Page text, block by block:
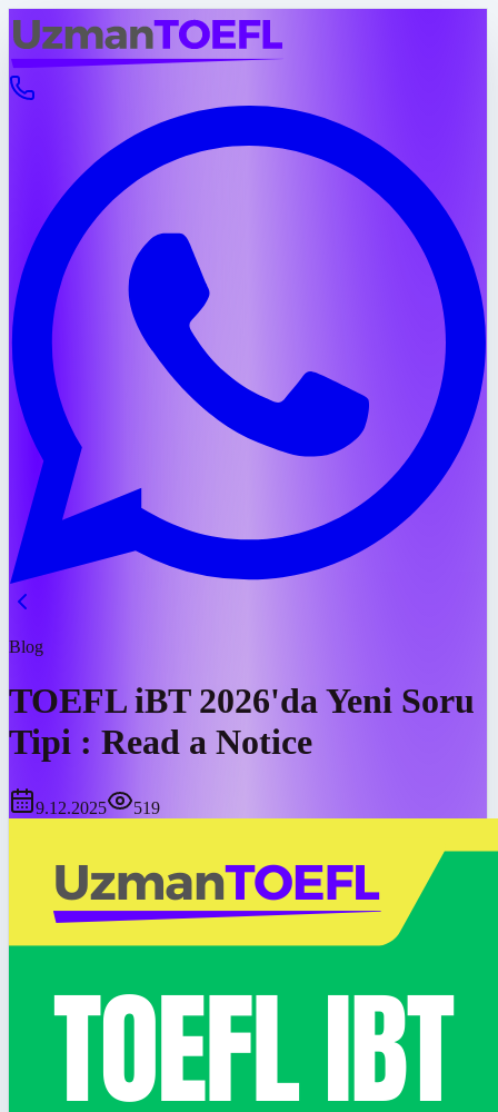
Blog
TOEFL iBT 2026'da Yeni Soru
Tipi : Read a Notice
9.12.2025 519